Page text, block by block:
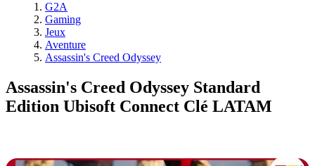
G2A
Gaming
Jeux
Aventure
Assassin's Creed Odyssey
Assassin's Creed Odyssey Standard
Edition Ubisoft Connect Clé LATAM